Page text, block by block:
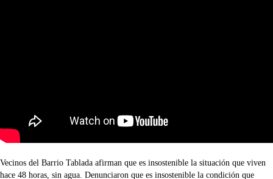
Vecinos del Barrio Tablada afirman que es insostenible la situación que viven
hace 48 horas, sin agua. Denunciaron que es insostenible la condición que